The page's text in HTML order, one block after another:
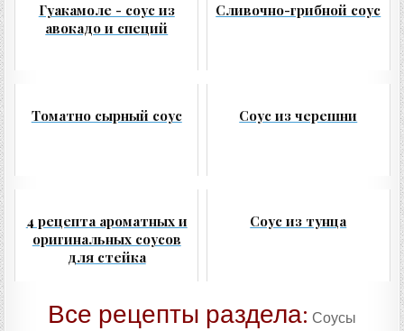
Гуакамоле - соус из
авокадо и специй
Сливочно-грибной соус
Томатно сырный соус Соус из черешни
4 рецепта ароматных и
оригинальных соусов
для стейка
Соус из тунца
Все рецепты раздела: Соусы